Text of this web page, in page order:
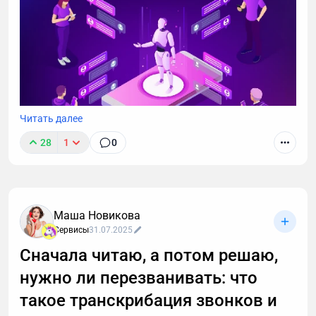
Читать далее
28 1 0
Маша Новикова
Сервисы31.07.2025
Сначала читаю, а потом решаю,
нужно ли перезванивать: что
такое транскрибация звонков и